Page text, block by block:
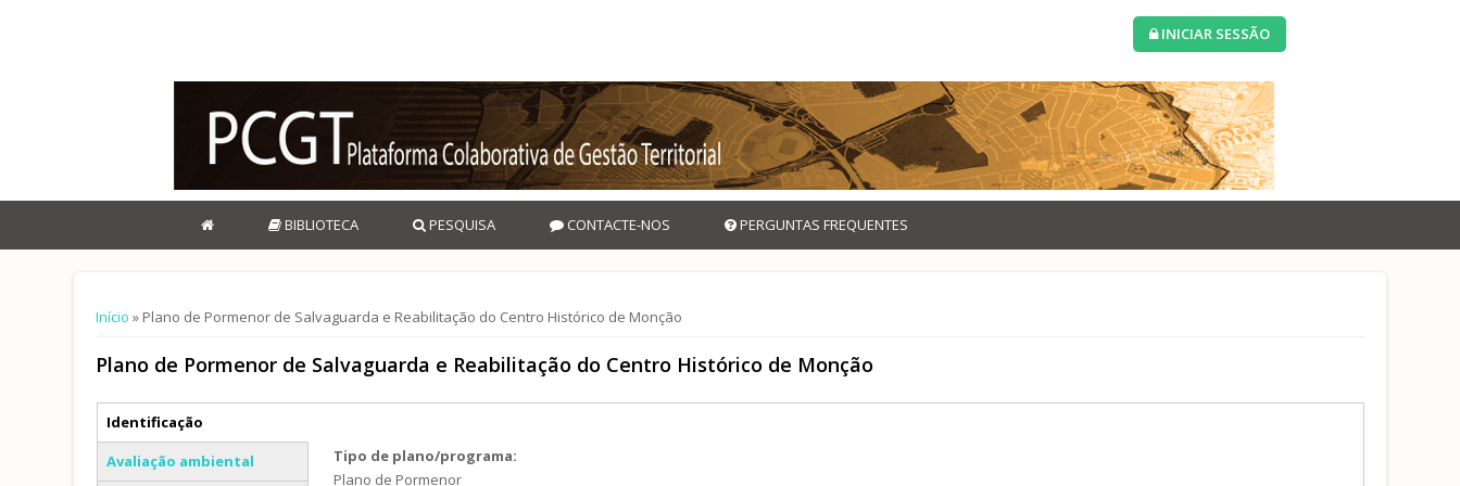
INICIAR SESSÃO
BIBLIOTECA PESQUISA CONTACTE-NOS PERGUNTAS FREQUENTES
Está aqui
Início » Plano de Pormenor de Salvaguarda e Reabilitação do Centro Histórico de Monção
Plano de Pormenor de Salvaguarda e Reabilitação do Centro Histórico de Monção
Separadores verticais
Identificação
(separador ativo)
Avaliação ambiental
Tipo de plano/programa:
Plano de Pormenor